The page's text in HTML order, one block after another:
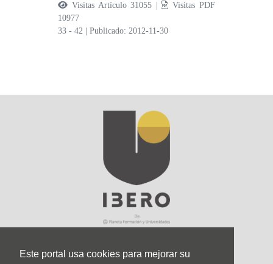
Este portal usa cookies para mejorar su
Visitas Artículo 31055 |
Visitas PDF
10977
33 - 42
|Publicado: 2012-11-30